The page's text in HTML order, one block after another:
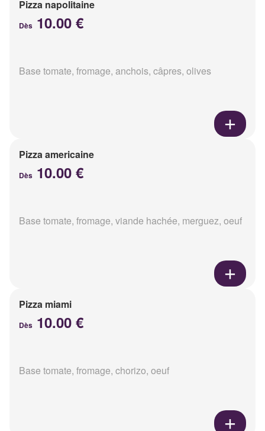
Pizza napolitaine
Dès 10.00 €
Base tomate, fromage, anchois, câpres, olives
Pizza americaine
Dès 10.00 €
Base tomate, fromage, viande hachée, merguez, oeuf
Pizza miami
Dès 10.00 €
Base tomate, fromage, chorizo, oeuf